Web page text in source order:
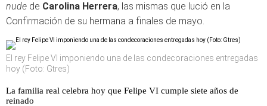
nude de Carolina Herrera, las mismas que lució en la
Confirmación de su hermana a finales de mayo.
El rey Felipe VI imponiendo una de las condecoraciones entregadas
hoy (Foto: Gtres)
La familia real celebra hoy que Felipe VI cumple siete años de
reinado